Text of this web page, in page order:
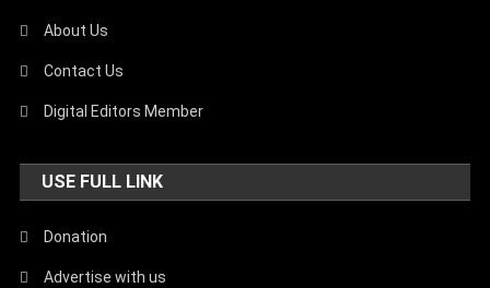
About Us
Contact Us
Digital Editors Member
USE FULL LINK
Donation
Advertise with us